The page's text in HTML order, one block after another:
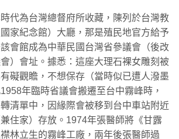
時代為台灣總督府所收藏，陳列於台灣教
家紀念館）大廳，那是殖民地官方給予
會館成為中華民國台灣省參議會（後改
）會址。據悉：這座大理石裸女雕刻被
礙觀瞻，不想保存（當時似已遭人潑墨
年臨時省議會搬遷至台中霧峰時，
轉清單中，因緣際會被移到台中車站附近
住家）存放。1974年張醫師將《甘露
林立生的霧峰工廠，兩年後張醫師過